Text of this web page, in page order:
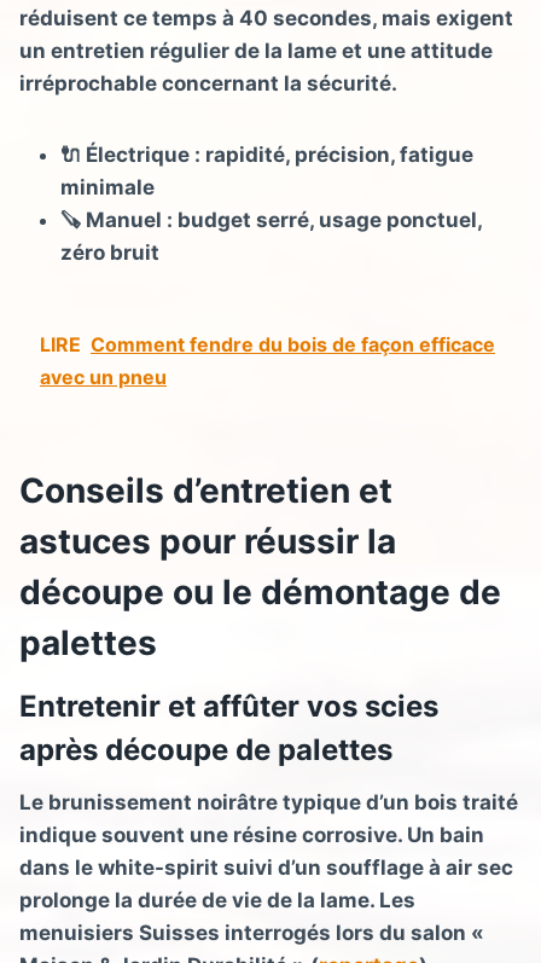
réduisent ce temps à 40 secondes, mais exigent
un entretien régulier de la lame et une attitude
irréprochable concernant la sécurité.
🔌 Électrique : rapidité, précision, fatigue
minimale
🪚 Manuel : budget serré, usage ponctuel,
zéro bruit
LIRE Comment fendre du bois de façon efficace
avec un pneu
Conseils d’entretien et
astuces pour réussir la
découpe ou le démontage de
palettes
Entretenir et affûter vos scies
après découpe de palettes
Le brunissement noirâtre typique d’un bois traité
indique souvent une résine corrosive. Un bain
dans le white-spirit suivi d’un soufflage à air sec
prolonge la durée de vie de la lame. Les
menuisiers Suisses interrogés lors du salon «